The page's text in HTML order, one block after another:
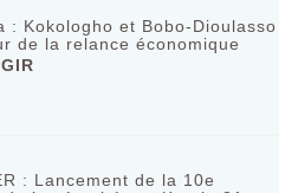
: Kokologho et Bobo-Dioulasso
de la relance économique
: Lancement de la 10e